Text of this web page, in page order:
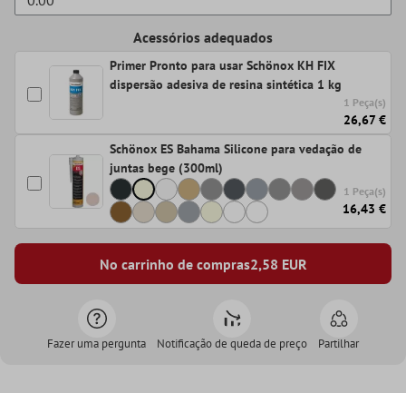
Acessórios adequados
Primer Pronto para usar Schönox KH FIX
dispersão adesiva de resina sintética 1 kg
1 Peça(s)
26,67 €
Schönox ES Bahama Silicone para vedação de
juntas bege (300ml)
1 Peça(s)
16,43 €
No carrinho de compras2,58 EUR
Fazer uma pergunta Notificação de queda de preço Partilhar